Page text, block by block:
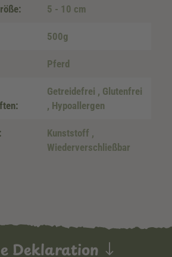
5 - 10 cm
500g
Pferd
Getreidefrei , Glutenfrei
, Hypoallergen
Kunststoff ,
Wiederverschließbar
Deklaration